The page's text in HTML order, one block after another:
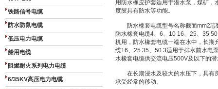
铁路信号电缆
防水防鼠电缆
低压电力电缆
船用电缆
阻燃耐火系列电力电缆
6/35KV高压电力电缆
用防水橡皮护套适用于潜水泵，煤矿
度胶具有防水等功能。
防水橡套电缆型号名称截面mm2芯
防水橡套电缆4、6、10 16、25、35
机用，防水橡套电缆一端在水中，长
缆16、25 35、50 3适用于排水前水电
水橡套电缆供交流电压500V及以下的
在长期浸水及较大的水压下，具有
承受经常的移动。